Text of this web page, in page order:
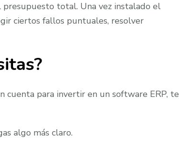
total. Una vez instalado el
ciertos fallos puntuales, resolver
cuenta para invertir en un software ERP, te
algo más claro.